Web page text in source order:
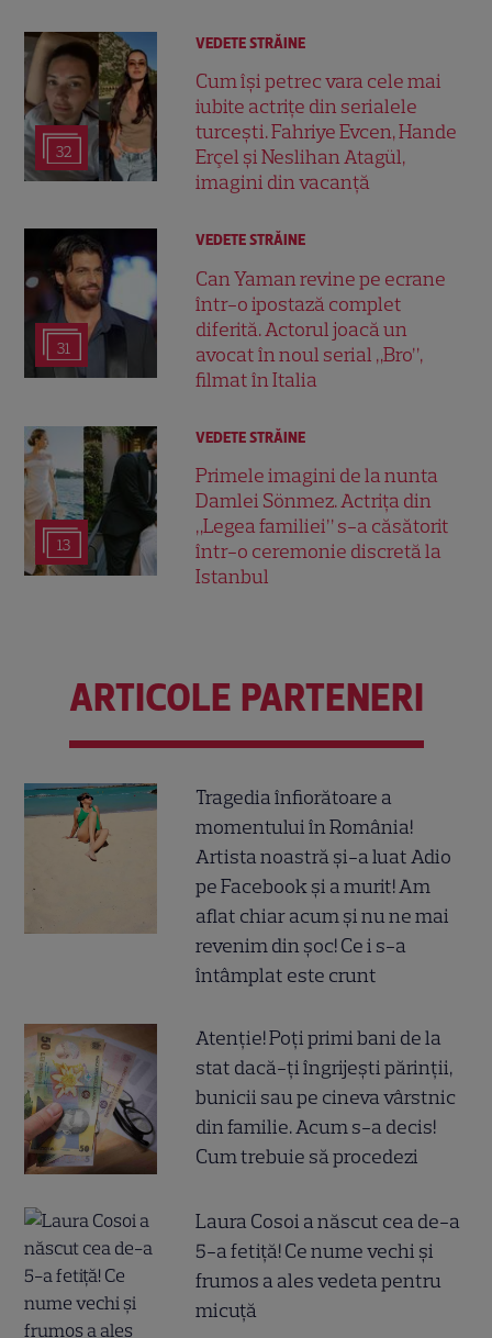
32
VEDETE STRĂINE
Cum își petrec vara cele mai
iubite actrițe din serialele
turcești. Fahriye Evcen, Hande
Erçel și Neslihan Atagül,
imagini din vacanță
31
VEDETE STRĂINE
Can Yaman revine pe ecrane
într-o ipostază complet
diferită. Actorul joacă un
avocat în noul serial „Bro”,
filmat în Italia
13
VEDETE STRĂINE
Primele imagini de la nunta
Damlei Sönmez. Actrița din
„Legea familiei” s-a căsătorit
într-o ceremonie discretă la
Istanbul
ARTICOLE PARTENERI
Tragedia înfiorătoare a
momentului în România!
Artista noastră și-a luat Adio
pe Facebook și a murit! Am
aflat chiar acum și nu ne mai
revenim din șoc! Ce i s-a
întâmplat este crunt
Atenție! Poți primi bani de la
stat dacă-ți îngrijești părinții,
bunicii sau pe cineva vârstnic
din familie. Acum s-a decis!
Cum trebuie să procedezi
Laura Cosoi a născut cea de-a
5-a fetiță! Ce nume vechi și
frumos a ales vedeta pentru
micuță